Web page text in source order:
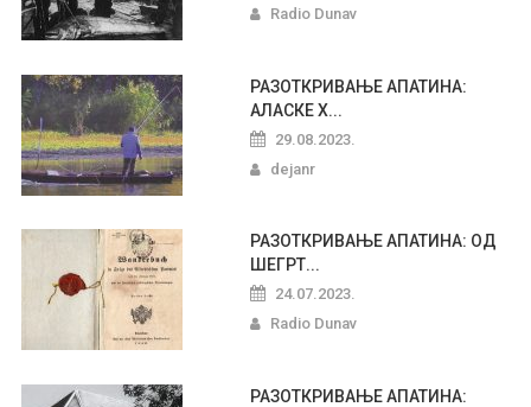
Radio Dunav
РАЗОТКРИВАЊЕ АПАТИНА:
АЛАСКЕ Х...
29.08.2023.
dejanr
РАЗОТКРИВАЊЕ АПАТИНА: ОД
ШЕГРТ...
24.07.2023.
Radio Dunav
РАЗОТКРИВАЊЕ АПАТИНА: